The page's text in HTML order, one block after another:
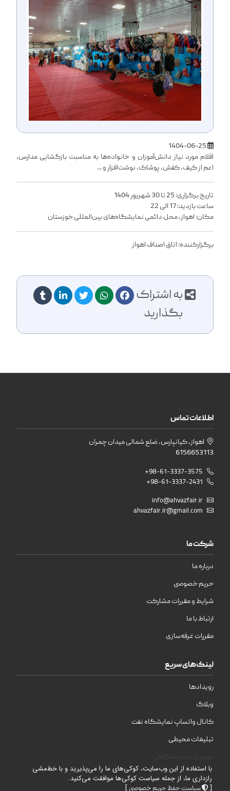
اقلام مورد نیاز دانش‌آموزان و خانواده‌ها به مناسبت بازگشایی مدارس،
اعم از کیف، کفش، پوشاک، نوشت‌افزار و ...
تاریخ برگزاری: 25 تا 30 شهریور 1404
ساعت بازدید: 17 الی 22
مکان: اهواز، محل دائمی نمایشگاه‌های بین‌المللی خوزستان
برگزارکننده: اتاق اصناف اهواز
به اشتراک
بگذارید
اطلاعات تماس
اهواز، کیانپارس، ضلع شمالی میدان چمران
6156653113
+98-61-3337-3575
+98-61-3337-2431
info@ahvazfair.ir
ahvazfair.ir@gmail.com
شرکت ما
درباره ما
حریم خصوصی
شرایط و مقررات مشارکت
ارتباط با ما
مقررات غرفه‌سازی
لینک‌های سریع
رویدادها
وبلاگ
کانال واتساپ نمایشگاه نفت
تبلیغات محیطی
با استفاده از این وب‌سایت، کوکی‌های ما را می‌پذیرید و با خط‌مشی
رازداری ما، از جمله سیاست کوکی‌ها موافقت می‌کنید.
[
سیاست حفظ حریم خصوصی ]